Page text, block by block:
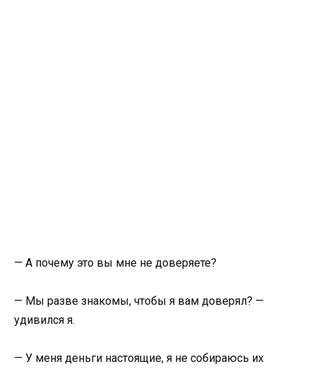
— А почему это вы мне не доверяете?
— Мы разве знакомы, чтобы я вам доверял? —
удивился я.
— У меня деньги настоящие, я не собираюсь их